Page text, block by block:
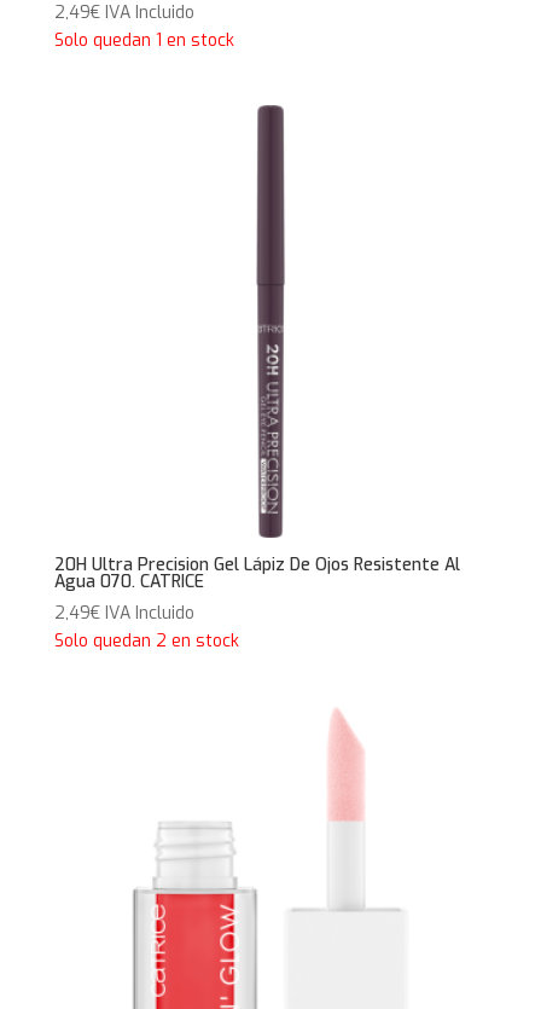
2,49€ IVA Incluido
Solo quedan 1 en stock
20H Ultra Precision Gel Lápiz De Ojos Resistente Al
Agua 070. CATRICE
2,49€ IVA Incluido
Solo quedan 2 en stock